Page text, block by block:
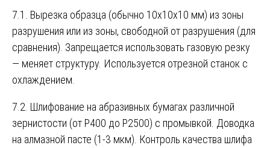
7.1. Вырезка образца (обычно 10x10x10 мм) из зоны
разрушения или из зоны, свободной от разрушения (для
сравнения). Запрещается использовать газовую резку
— меняет структуру. Используется отрезной станок с
охлаждением.
7.2. Шлифование на абразивных бумагах различной
зернистости (от P400 до P2500) с промывкой. Доводка
на алмазной пасте (1-3 мкм). Контроль качества шлифа